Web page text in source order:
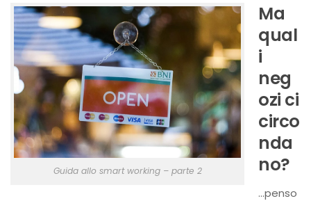
Guida allo smart working – parte 2
Ma
qual
i
neg
ozi ci
circo
nda
no?
…penso